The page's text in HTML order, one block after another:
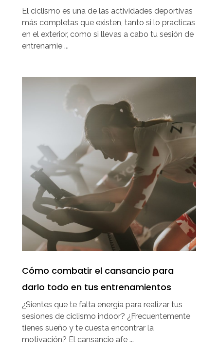
El ciclismo es una de las actividades deportivas
más completas que existen, tanto si lo practicas
en el exterior, como si llevas a cabo tu sesión de
entrenamie ...
Cómo combatir el cansancio para
darlo todo en tus entrenamientos
¿Sientes que te falta energía para realizar tus
sesiones de ciclismo indoor? ¿Frecuentemente
tienes sueño y te cuesta encontrar la
motivación? El cansancio afe ...